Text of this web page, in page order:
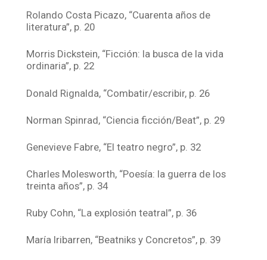
Rolando Costa Picazo, “Cuarenta años de
literatura”, p. 20
Morris Dickstein, “Ficción: la busca de la vida
ordinaria”, p. 22
Donald Rignalda, “Combatir/escribir, p. 26
Norman Spinrad, “Ciencia ficción/Beat”, p. 29
Genevieve Fabre, “El teatro negro”, p. 32
Charles Molesworth, “Poesía: la guerra de los
treinta años”, p. 34
Ruby Cohn, “La explosión teatral”, p. 36
María Iribarren, “Beatniks y Concretos”, p. 39